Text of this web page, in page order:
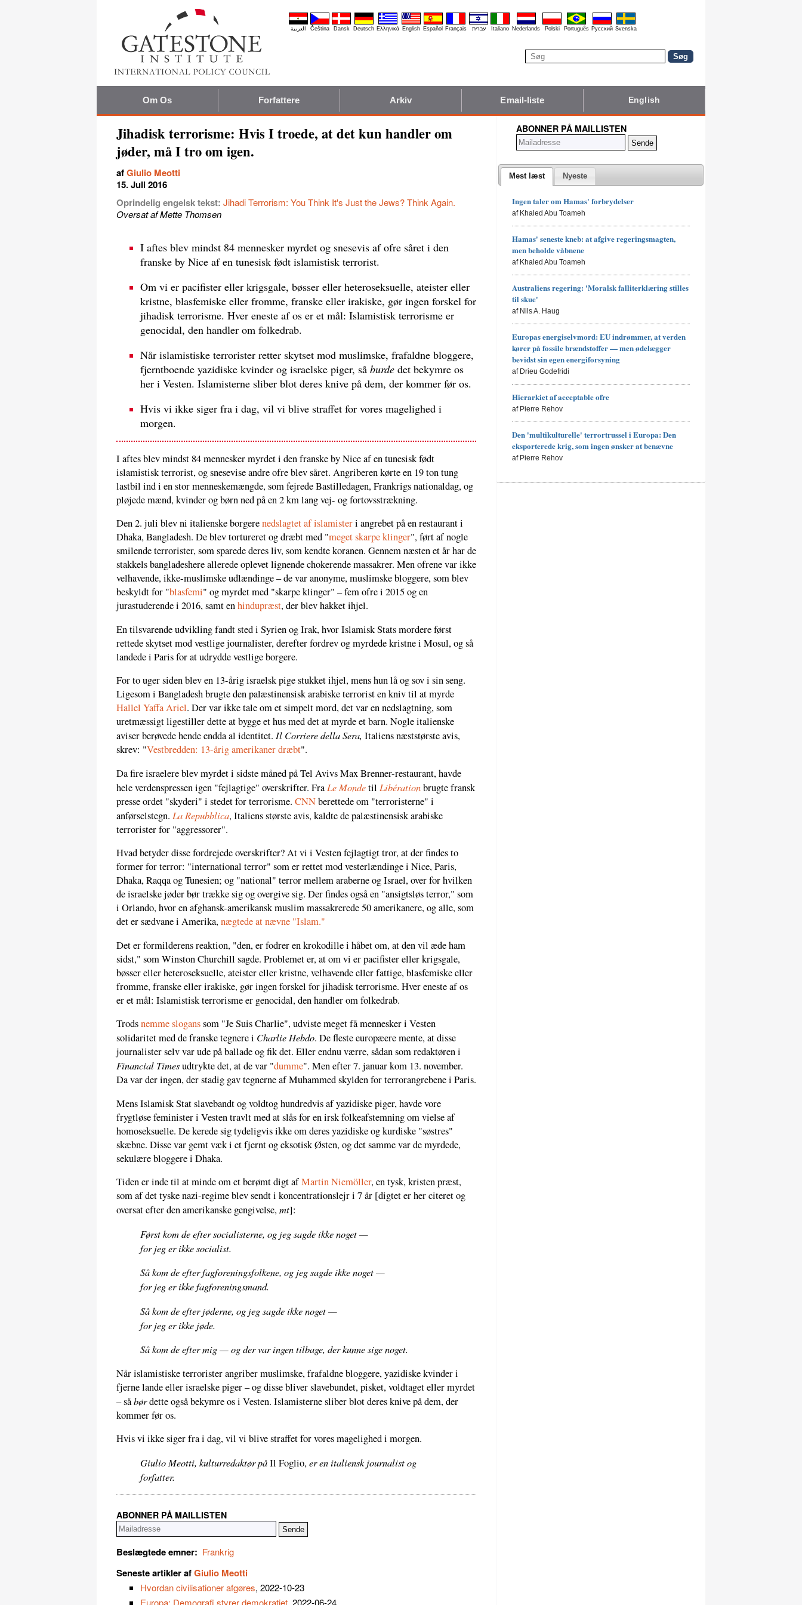
العربية Čeština Dansk Deutsch Ελληνικά English Español Français עברית Italiano Nederlands Polski Português Pyccĸий Svenska
Om Os Forfattere Arkiv Email-liste English
Jihadisk terrorisme: Hvis I troede, at det kun handler om
jøder, må I tro om igen.
afGiulio Meotti
15. Juli 2016
Oprindelig engelsk tekst: Jihadi Terrorism: You Think It's Just the Jews? Think Again.
Oversat af Mette Thomsen
I aftes blev mindst 84 mennesker myrdet og snesevis af ofre såret i den
franske by Nice af en tunesisk født islamistisk terrorist.
Om vi er pacifister eller krigsgale, bøsser eller heteroseksuelle, ateister eller
kristne, blasfemiske eller fromme, franske eller irakiske, gør ingen forskel for
jihadisk terrorisme. Hver eneste af os er et mål: Islamistisk terrorisme er
genocidal, den handler om folkedrab.
Når islamistiske terrorister retter skytset mod muslimske, frafaldne bloggere,
fjerntboende yazidiske kvinder og israelske piger, så burde det bekymre os
her i Vesten. Islamisterne sliber blot deres knive på dem, der kommer før os.
Hvis vi ikke siger fra i dag, vil vi blive straffet for vores magelighed i
morgen.
I aftes blev mindst 84 mennesker myrdet i den franske by Nice af en tunesisk født
islamistisk terrorist, og snesevise andre ofre blev såret. Angriberen kørte en 19 ton tung
lastbil ind i en stor menneskemængde, som fejrede Bastilledagen, Frankrigs nationaldag, og
pløjede mænd, kvinder og børn ned på en 2 km lang vej- og fortovsstrækning.
Den 2. juli blev ni italienske borgerenedslagtet af islamisteri angrebet på en restaurant i
Dhaka, Bangladesh. De blev tortureret og dræbt med "meget skarpe klinger", ført af nogle
smilende terrorister, som sparede deres liv, som kendte koranen. Gennem næsten et år har de
stakkels bangladeshere allerede oplevet lignende chokerende massakrer. Men ofrene var ikke
velhavende, ikke-muslimske udlændinge – de var anonyme, muslimske bloggere, som blev
beskyldt for "blasfemi" og myrdet med "skarpe klinger" – fem ofre i 2015 og en
jurastuderende i 2016, samt enhindupræst, der blev hakket ihjel.
En tilsvarende udvikling fandt sted i Syrien og Irak, hvor Islamisk Stats mordere først
rettede skytset mod vestlige journalister, derefter fordrev og myrdede kristne i Mosul, og så
landede i Paris for at udrydde vestlige borgere.
For to uger siden blev en 13-årig israelsk pige stukket ihjel, mens hun lå og sov i sin seng.
Ligesom i Bangladesh brugte den palæstinensisk arabiske terrorist en kniv til at myrde
Hallel Yaffa Ariel. Der var ikke tale om et simpelt mord, det var en nedslagtning, som
uretmæssigt ligestiller dette at bygge et hus med det at myrde et barn. Nogle italienske
aviser berøvede hende endda al identitet. Il Corriere della Sera, Italiens næststørste avis,
skrev: "Vestbredden: 13-årig amerikaner dræbt".
Da fire israelere blev myrdet i sidste måned på Tel Avivs Max Brenner-restaurant, havde
hele verdenspressen igen "fejlagtige" overskrifter. Fra Le Mondetil Libérationbrugte fransk
presse ordet "skyderi" i stedet for terrorisme. CNNberettede om "terroristerne" i
anførselstegn. La Repubblica, Italiens største avis, kaldte de palæstinensisk arabiske
terrorister for "aggressorer".
Hvad betyder disse fordrejede overskrifter? At vi i Vesten fejlagtigt tror, at der findes to
former for terror: "international terror" som er rettet mod vesterlændinge i Nice, Paris,
Dhaka, Raqqa og Tunesien; og "national" terror mellem araberne og Israel, over for hvilken
de israelske jøder bør trække sig og overgive sig. Der findes også en "ansigtsløs terror," som
i Orlando, hvor en afghansk-amerikansk muslim massakrerede 50 amerikanere, og alle, som
det er sædvane i Amerika,nægtede at nævne "Islam."
Det er formilderens reaktion, "den, er fodrer en krokodille i håbet om, at den vil æde ham
sidst," som Winston Churchill sagde. Problemet er, at om vi er pacifister eller krigsgale,
bøsser eller heteroseksuelle, ateister eller kristne, velhavende eller fattige, blasfemiske eller
fromme, franske eller irakiske, gør ingen forskel for jihadisk terrorisme. Hver eneste af os
er et mål: Islamistisk terrorisme er genocidal, den handler om folkedrab.
Trodsnemme sloganssom "Je Suis Charlie", udviste meget få mennesker i Vesten
solidaritet med de franske tegnere i Charlie Hebdo. De fleste europæere mente, at disse
journalister selv var ude på ballade og fik det. Eller endnu værre, sådan som redaktøren i
Financial Timesudtrykte det, at de var "dumme". Men efter 7. januar kom 13. november.
Da var der ingen, der stadig gav tegnerne af Muhammed skylden for terrorangrebene i Paris.
Mens Islamisk Stat slavebandt og voldtog hundredvis af yazidiske piger, havde vore
frygtløse feminister i Vesten travlt med at slås for en irsk folkeafstemning om vielse af
homoseksuelle. De kerede sig tydeligvis ikke om deres yazidiske og kurdiske "søstres"
skæbne. Disse var gemt væk i et fjernt og eksotisk Østen, og det samme var de myrdede,
sekulære bloggere i Dhaka.
Tiden er inde til at minde om et berømt digt afMartin Niemöller, en tysk, kristen præst,
som af det tyske nazi-regime blev sendt i koncentrationslejr i 7 år [digtet er her citeret og
oversat efter den amerikanske gengivelse,mt]:
Først kom de efter socialisterne, og jeg sagde ikke noget —
for jeg er ikke socialist.
Så kom de efter fagforeningsfolkene, og jeg sagde ikke noget —
for jeg er ikke fagforeningsmand.
Så kom de efter jøderne, og jeg sagde ikke noget —
for jeg er ikke jøde.
Så kom de efter mig — og der var ingen tilbage, der kunne sige noget.
Når islamistiske terrorister angriber muslimske, frafaldne bloggere, yazidiske kvinder i
fjerne lande eller israelske piger – og disse bliver slavebundet, pisket, voldtaget eller myrdet
– såbørdette også bekymre os i Vesten. Islamisterne sliber blot deres knive på dem, der
kommer før os.
Hvis vi ikke siger fra i dag, vil vi blive straffet for vores magelighed i morgen.
Giulio Meotti, kulturredaktør påIl Foglio,er en italiensk journalist og
forfatter.
ABONNER PÅ MAILLISTEN
Beslægtede emner: Frankrig
Seneste artikler afGiulio Meotti
Hvordan civilisationer afgøres, 2022-10-23
ABONNER PÅ MAILLISTEN
Mest læst Nyeste
Ingen taler om Hamas' forbrydelser
af Khaled Abu Toameh
Hamas' seneste kneb: at afgive regeringsmagten,
men beholde våbnene
af Khaled Abu Toameh
Australiens regering: 'Moralsk falliterklæring stilles
til skue'
af Nils A. Haug
Europas energiselvmord: EU indrømmer, at verden
kører på fossile brændstoffer — men ødelægger
bevidst sin egen energiforsyning
af Drieu Godefridi
Hierarkiet af acceptable ofre
af Pierre Rehov
Den 'multikulturelle' terrortrussel i Europa: Den
eksporterede krig, som ingen ønsker at benævne
af Pierre Rehov